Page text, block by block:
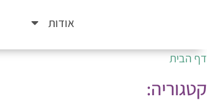
אודות
דף הבית
קטגוריה: